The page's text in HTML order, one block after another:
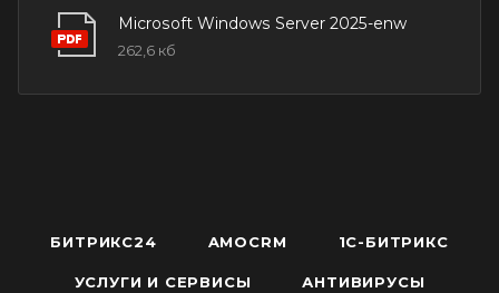
Microsoft Windows Server 2025-enw
262,6 кб
БИТРИКС24 AMOCRM 1С-БИТРИКС
УСЛУГИ И СЕРВИСЫ АНТИВИРУСЫ